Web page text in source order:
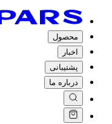
محصول
اخبار
پشتیبانی
درباره ما